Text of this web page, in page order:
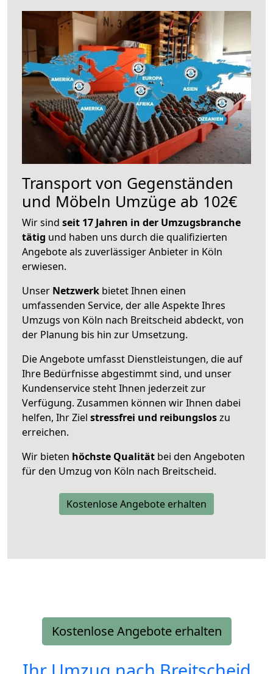
Transport von Gegenständen
und Möbeln Umzüge ab 102€
Wir sind seit 17 Jahren in der Umzugsbranche
tätig und haben uns durch die qualifizierten
Angebote als zuverlässiger Anbieter in Köln
erwiesen.
Unser Netzwerk bietet Ihnen einen
umfassenden Service, der alle Aspekte Ihres
Umzugs von Köln nach Breitscheid abdeckt, von
der Planung bis hin zur Umsetzung.
Die Angebote umfasst Dienstleistungen, die auf
Ihre Bedürfnisse abgestimmt sind, und unser
Kundenservice steht Ihnen jederzeit zur
Verfügung. Zusammen können wir Ihnen dabei
helfen, Ihr Ziel stressfrei und reibungsloszu
erreichen.
Wir bieten höchste Qualität bei den Angeboten
für den Umzug von Köln nach Breitscheid.
Kostenlose Angebote erhalten
Kostenlose Angebote erhalten